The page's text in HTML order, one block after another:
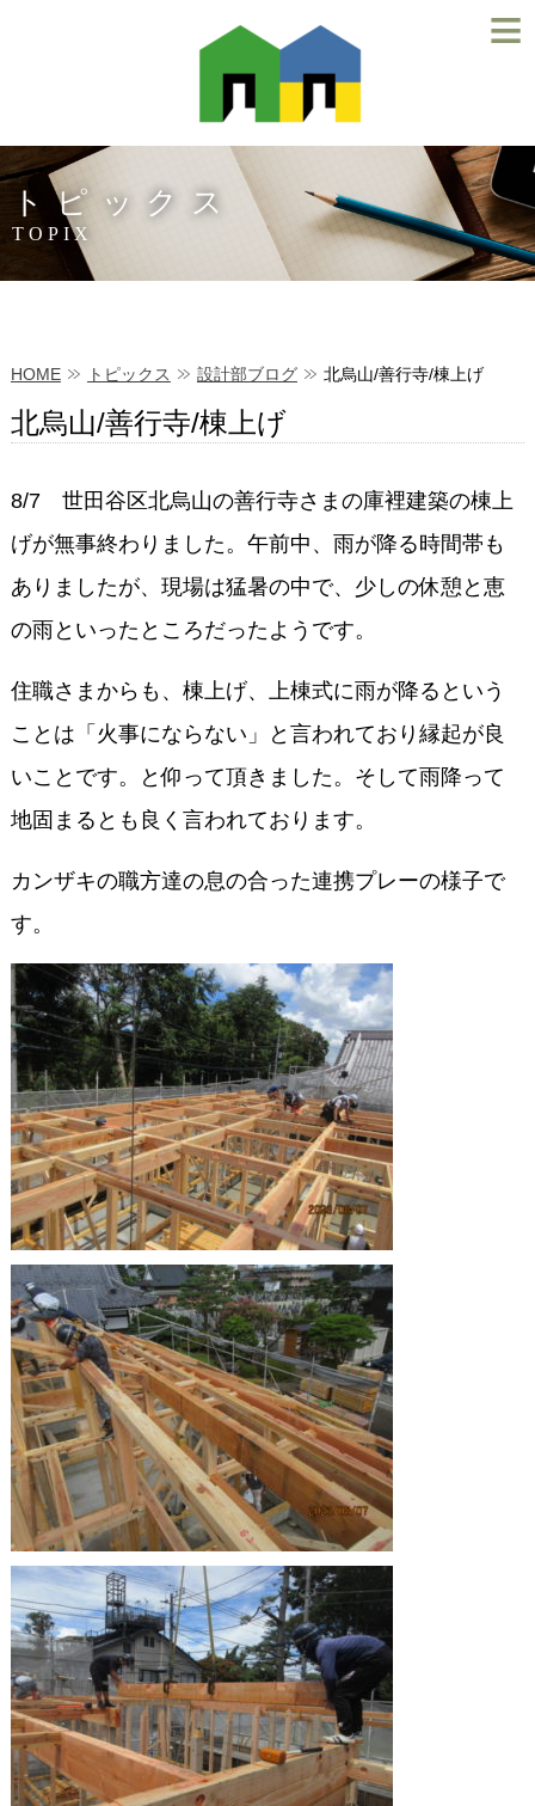
トピックス
TOPIX
HOME トピックス 設計部ブログ 北烏山/善行寺/棟上げ
北烏山/善行寺/棟上げ
8/7 世田谷区北烏山の善行寺さまの庫裡建築の棟上
げが無事終わりました。午前中、雨が降る時間帯も
ありましたが、現場は猛暑の中で、少しの休憩と恵
の雨といったところだったようです。
住職さまからも、棟上げ、上棟式に雨が降るという
ことは「火事にならない」と言われており縁起が良
いことです。と仰って頂きました。そして雨降って
地固まるとも良く言われております。
カンザキの職方達の息の合った連携プレーの様子で
す。
≡